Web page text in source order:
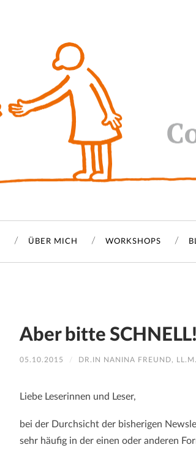
ÜBER MICH WORKSHOPS
Aber bitte SCHNELL!
05.10.2015 / DR.IN NANINA FREUND, LL.M.
Liebe Leserinnen und Leser,
bei der Durchsicht der bisherigen
sehr häufig in der einen oder anderen